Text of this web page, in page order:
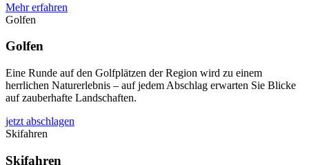
Mehr erfahren
Golfen
Golfen
Eine Runde auf den Golfplätzen der Region wird zu einem
herrlichen Naturerlebnis – auf jedem Abschlag erwarten Sie Blicke
auf zauberhafte Landschaften.
jetzt abschlagen
Skifahren
Skifahren